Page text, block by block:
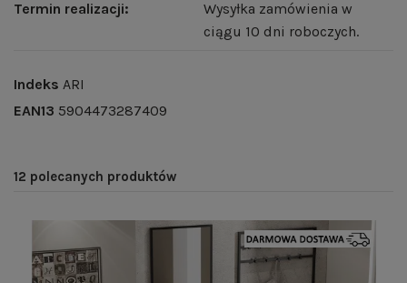
Termin realizacji:
Wysyłka zamówienia w
ciągu 10 dni roboczych.
Indeks ARI
EAN13 5904473287409
12 polecanych produktów